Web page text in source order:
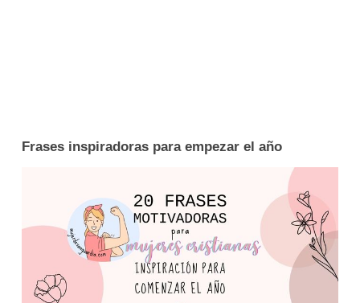
Frases inspiradoras para empezar el año